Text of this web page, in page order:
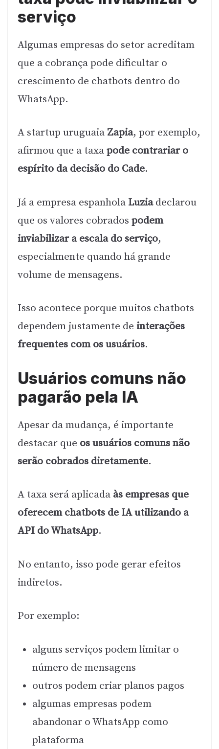
serviço
Algumas empresas do setor acreditam
que a cobrança pode dificultar o
crescimento de chatbots dentro do
WhatsApp.
A startup uruguaia Zapia, por exemplo,
afirmou que a taxapode contrariar o
espírito da decisão do Cade.
Já a empresa espanhola Luziadeclarou
que os valores cobrados podem
inviabilizar a escala do serviço,
especialmente quando há grande
volume de mensagens.
Isso acontece porque muitos chatbots
dependem justamente de interações
frequentes com os usuários.
Usuários comuns não
pagarão pela IA
Apesar da mudança, é importante
destacar que os usuários comuns não
serão cobrados diretamente.
A taxa será aplicada às empresas que
oferecem chatbots de IA utilizando a
API do WhatsApp.
No entanto, isso pode gerar efeitos
indiretos.
Por exemplo:
alguns serviços podem limitar o
número de mensagens
outros podem criar planos pagos
algumas empresas podem
abandonar o WhatsApp como
plataforma